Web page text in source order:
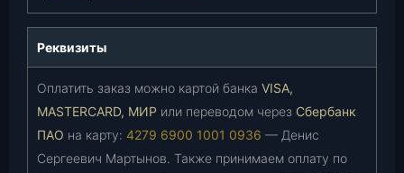
Реквизиты
Оплатить заказ можно картой банка VISA,
MASTERCARD, МИР или переводом через Сбербанк
ПАО на карту: 4279 6900 1001 0936 — Денис
Сергеевич Мартынов. Также принимаем оплату по